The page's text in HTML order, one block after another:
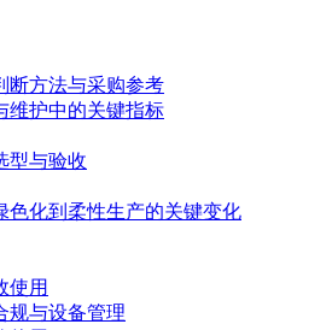
断方法与采购参考
维护中的关键指标
型与验收
色化到柔性生产的关键变化
使用
规与设备管理